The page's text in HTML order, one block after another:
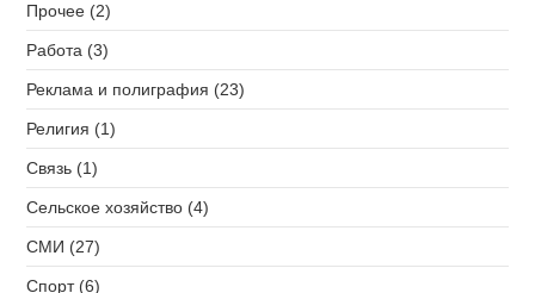
Прочее (2)
Работа (3)
Реклама и полиграфия (23)
Религия (1)
Связь (1)
Сельское хозяйство (4)
СМИ (27)
Спорт (6)